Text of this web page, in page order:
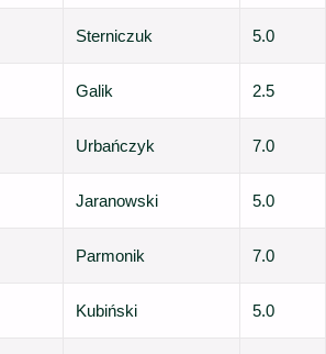
Sterniczuk 5.0
Galik 2.5
Urbańczyk 7.0
Jaranowski 5.0
Parmonik 7.0
Kubiński 5.0